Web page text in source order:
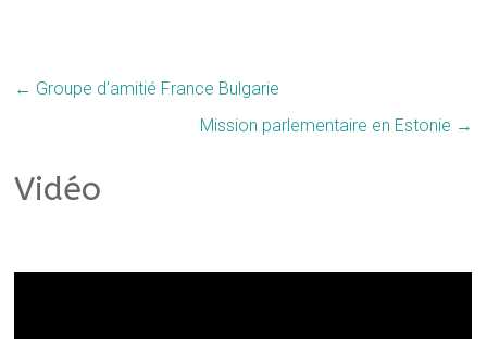
← Groupe d’amitié France Bulgarie
Mission parlementaire en Estonie →
Vidéo